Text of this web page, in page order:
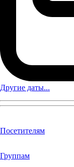
Другие даты...
Посетителям
Группам